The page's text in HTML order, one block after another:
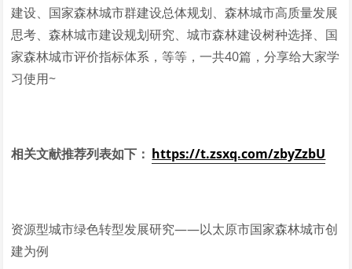
建设、国家森林城市群建设总体规划、森林城市高质量发展
思考、森林城市建设规划研究、城市森林建设树种选择、国
家森林城市评价指标体系，等等，一共40篇，分享给大家学
习使用~
相关文献推荐列表如下： https://t.zsxq.com/zbyZzbU
资源型城市绿色转型发展研究——以太原市国家森林城市创
建为例